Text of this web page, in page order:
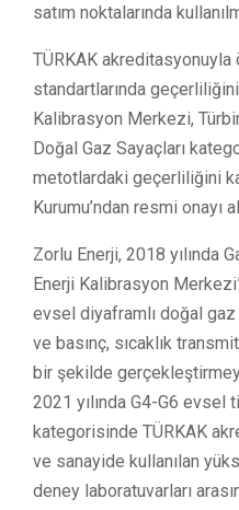
satım noktalarında
TÜRKAK akreditasyonuyla
standartlarında
Kalibrasyon Merkezi,
Doğal Gaz Sayaçları
metotlardaki geçerliliğini
Kurumu’ndan resmi onayı
Zorlu Enerji, 2018 yılında
Enerji Kalibrasyon
evsel diyaframlı doğal gaz
ve basınç, sıcaklık
bir şekilde
2021 yılında G4-G6 evsel
kategorisinde TÜRKAK
ve sanayide kullanılan
deney laboratuvarları